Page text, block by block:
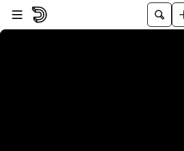
Vai al lettore
Passa al contenuto principale